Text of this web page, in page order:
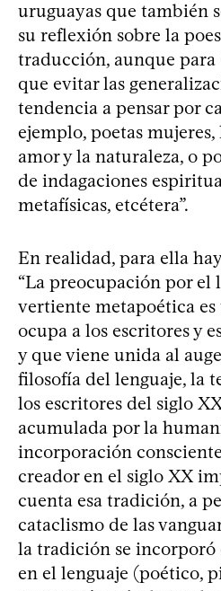
uruguayas que también
su reflexión sobre la
traducción, aunque para
que evitar las
tendencia a pensar por
ejemplo, poetas mujeres,
amor y la naturaleza, o
de indagaciones
metafísicas, etcétera”.
En realidad, para ella
“La preocupación por el
vertiente metapoética
ocupa a los escritores y
y que viene unida al
filosofía del lenguaje, la
los escritores del siglo
acumulada por la
incorporación
creador en el siglo XX
cuenta esa tradición, a
cataclismo de las
la tradición se incorporó
en el lenguaje (poético,